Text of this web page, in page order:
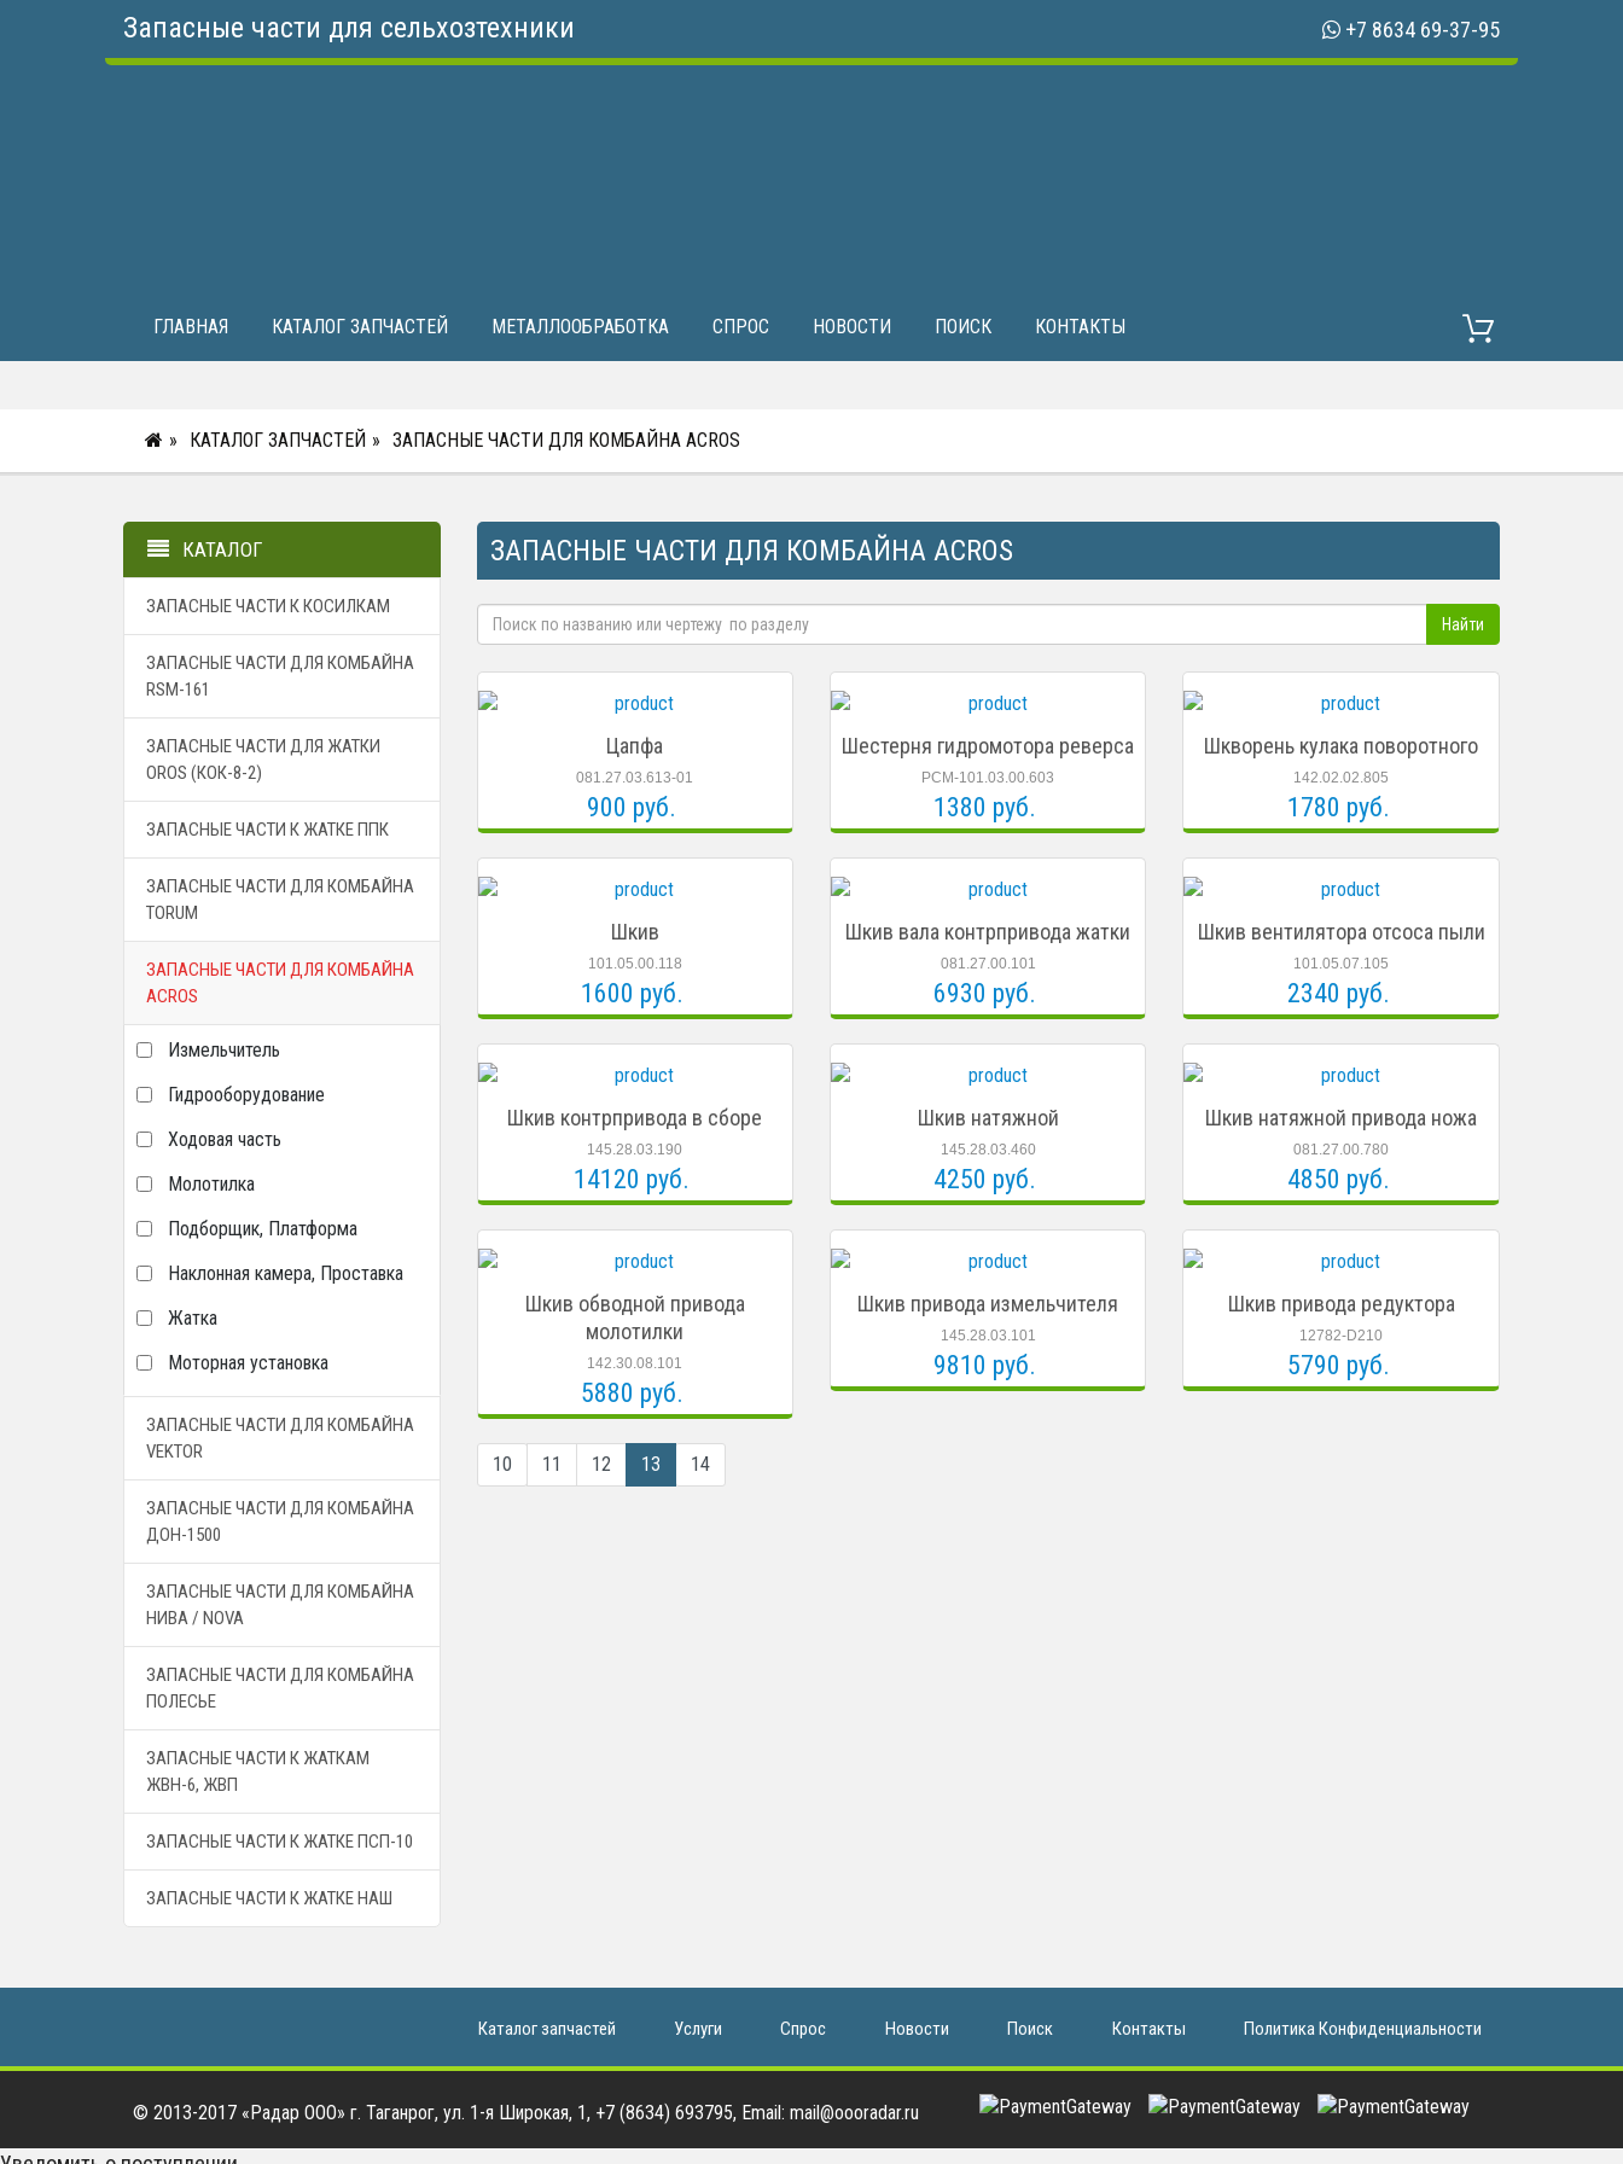
Запасные части для сельхозтехники +7 8634 69-37-95
ГЛАВНАЯ КАТАЛОГ ЗАПЧАСТЕЙ МЕТАЛЛООБРАБОТКА СПРОС НОВОСТИ ПОИСК КОНТАКТЫ
КАТАЛОГ ЗАПЧАСТЕЙ ЗАПАСНЫЕ ЧАСТИ ДЛЯ КОМБАЙНА ACROS
КАТАЛОГ
ЗАПАСНЫЕ ЧАСТИ К КОСИЛКАМ
ЗАПАСНЫЕ ЧАСТИ ДЛЯ КОМБАЙНА
RSM-161
ЗАПАСНЫЕ ЧАСТИ ДЛЯ ЖАТКИ
OROS (КОК-8-2)
ЗАПАСНЫЕ ЧАСТИ К ЖАТКЕ ППК
ЗАПАСНЫЕ ЧАСТИ ДЛЯ КОМБАЙНА
TORUM
ЗАПАСНЫЕ ЧАСТИ ДЛЯ КОМБАЙНА
ACROS
Измельчитель
Гидрооборудование
Ходовая часть
Молотилка
Подборщик, Платформа
Наклонная камера, Проставка
Жатка
Моторная установка
ЗАПАСНЫЕ ЧАСТИ ДЛЯ КОМБАЙНА
VEKTOR
ЗАПАСНЫЕ ЧАСТИ ДЛЯ КОМБАЙНА
ДОН-1500
ЗАПАСНЫЕ ЧАСТИ ДЛЯ КОМБАЙНА
НИВА / NOVA
ЗАПАСНЫЕ ЧАСТИ ДЛЯ КОМБАЙНА
ПОЛЕСЬЕ
ЗАПАСНЫЕ ЧАСТИ К ЖАТКАМ
ЖВН-6, ЖВП
ЗАПАСНЫЕ ЧАСТИ К ЖАТКЕ ПСП-10
ЗАПАСНЫЕ ЧАСТИ К ЖАТКЕ НАШ
ЗАПАСНЫЕ ЧАСТИ ДЛЯ КОМБАЙНА ACROS
Цапфа
081.27.03.613-01
900 руб.
Шестерня гидромотора реверса
РСМ-101.03.00.603
1380 руб.
Шкворень кулака поворотного
142.02.02.805
1780 руб.
Шкив
101.05.00.118
1600 руб.
Шкив вала контрпривода жатки
081.27.00.101
6930 руб.
Шкив вентилятора отсоса пыли
101.05.07.105
2340 руб.
Шкив контрпривода в сборе
145.28.03.190
14120 руб.
Шкив натяжной
145.28.03.460
4250 руб.
Шкив натяжной привода ножа
081.27.00.780
4850 руб.
Шкив обводной привода
молотилки
142.30.08.101
5880 руб.
Шкив привода измельчителя
145.28.03.101
9810 руб.
Шкив привода редуктора
12782-D210
5790 руб.
10 11 12 13 14
Каталог запчастей Услуги Спрос Новости Поиск Контакты Политика Конфиденциальности
© 2013-2017 «Радар ООО» г. Таганрог, ул. 1-я Широкая, 1, +7 (8634) 693795, Email: mail@oooradar.ru